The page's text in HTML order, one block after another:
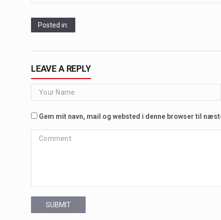
Posted in:
LEAVE A REPLY
Gem mit navn, mail og websted i denne browser til
SUBMIT